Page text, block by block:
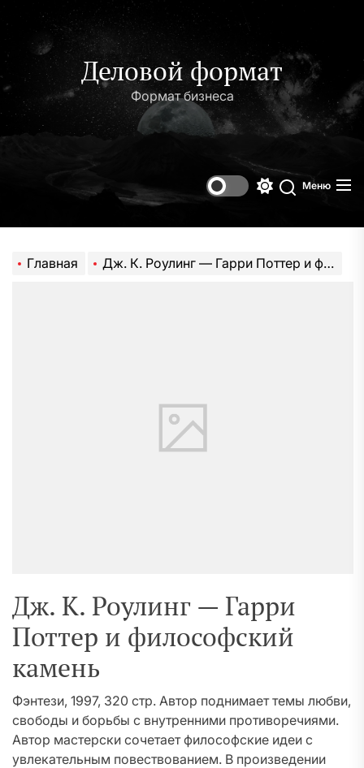
содержимому
Деловой формат
Формат бизнеса
Поиск
Меню
Главная Дж. К. Роулинг — Гарри Поттер и философский камень
Дж. К. Роулинг — Гарри
Поттер и философский
камень
Фэнтези, 1997, 320 стр. Автор поднимает темы любви,
свободы и борьбы с внутренними противоречиями.
Автор мастерски сочетает философские идеи с
увлекательным повествованием. В произведении